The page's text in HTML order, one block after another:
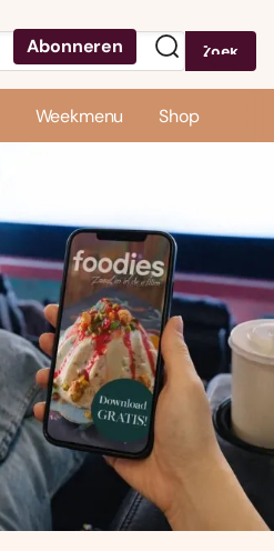
Abonneren Zoek
Weekmenu Shop